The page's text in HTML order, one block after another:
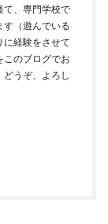
て、専門学校で
す（遊んでいる
に経験をさせて
このブログでお
うぞ、よろし